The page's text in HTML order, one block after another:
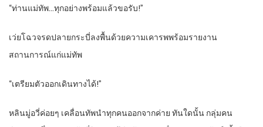
“ท่านแม่ทัพ…ทุกอย่างพร้อมแล้วขอรับ!”
เว่ยโฉวจรดปลายกระบี่ลงพื้นด้วยความเคารพพร้อมรายงาน
สถานการณ์แก่แม่ทัพ
“เตรียมตัวออกเดินทางได้!”
หลินมู่อวี่ค่อยๆ เคลื่อนทัพนำทุกคนออกจากค่าย ทันใดนั้น กลุ่มคน